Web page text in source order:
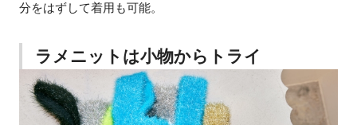
分をはずして着用も可能。
ラメニットは小物からトライ